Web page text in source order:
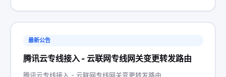
最新公告
腾讯云专线接入 - 云联网专线网关变更转发路由
腾讯云专线接入 - 云联网专线网关变更转发路由